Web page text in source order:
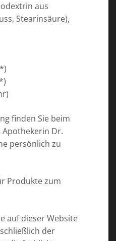
aus
Stearinsäure),
finden Sie beim
Dr.
persönlich zu
Produkte zum
auf dieser Website
der